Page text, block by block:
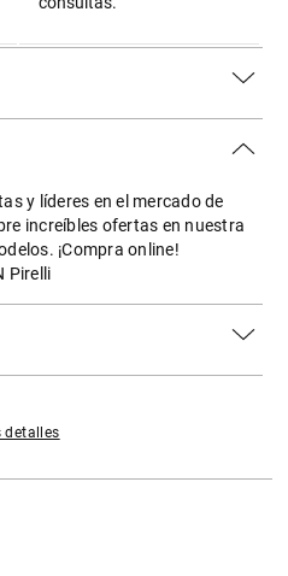
y líderes en el mercado de
increíbles ofertas en nuestra
¡Compra online!
Pirelli
detalles